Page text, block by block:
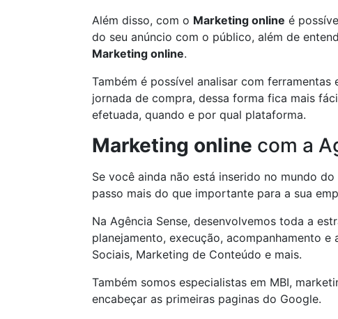
Além disso, com o Marketing online é
do seu anúncio com o público, além de
Marketing online.
Também é possível analisar com ferramentas
jornada de compra, dessa forma fica mais
efetuada, quando e por qual plataforma.
Marketing online com a
Se você ainda não está inserido no mundo do
passo mais do que importante para a sua
Na Agência Sense, desenvolvemos toda a
planejamento, execução, acompanhamento e
Sociais, Marketing de Conteúdo e mais.
Também somos especialistas em MBI,
encabeçar as primeiras paginas do Google.